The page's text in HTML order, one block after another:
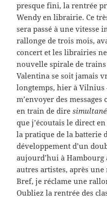
presque fini, la rentrée
Wendy en librairie. Ce
sera passé à une vitesse
rallonge de trois mois,
concert et les librairies
nouvelle spirale de
Valentina se soit jamais
longtemps, hier à Vilnius
m’envoyer des
en train de dire
que j’écoutais le direct
la pratique de la batterie
développement d’un
aujourd’hui à Hambourg
autres artistes, après
Bref, je réclame une
Oubliez la rentrée des